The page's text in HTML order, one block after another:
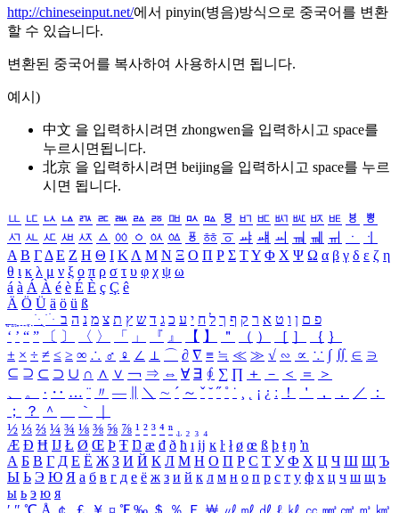
http://chineseinput.net/에서 pinyin(병음)방식으로 중국어를 변환
할 수 있습니다.
변환된 중국어를 복사하여 사용하시면 됩니다.
예시)
中文 을 입력하시려면 zhongwen을 입력하시고 space를
누르시면됩니다.
北京 을 입력하시려면 beijing을 입력하시고 space를 누르
시면 됩니다.
ㅥ ㅦ ㅧ ㅨ ㅩ ㅪ ㅫ ㅬ ㅭ ㅮ ㅯ ㅰ ㅱ ㅲ ㅳ ㅴ ㅵ ㅶ ㅷ ㅸ
ㅹ
ㅺ ㅻ ㅼ ㅽ ㅾ ㅿ ㆀ ㆁ ㆂ ㆃ ㆄ ㆅ ㆆ ㆇ ㆈ ㆉ ㆊ ㆋ ㆌ ㆍ
ㆎ
Α Β ΓΔ Ε Ζ Η Θ Ι ΚΛ Μ Ν Ξ Ο Π Ρ Σ ΤΥ Φ Χ Ψ Ω α β γ δ ε ζ η
θ ι κ λ μ ν ξ ο π ρ σ τ υ φ χ ψ ω
á à Á À é è É È ç Ç ê
Ä Ö Ü ä ö ü ß
ִֶֹ ֻּ ׁׂ פ ם ן ו ט א ר ק ף ך ל ח י ע כ ג ד ש ץ ת צ מ נ ה ב
‘ ’ “ ” 〔 〕 〈 〉 「 」 『 』 【 】 ＂ （ ） ［ ］ ｛ ｝
± × ÷ ≠ ≤ ≥ ∞ ∴ ♂ ♀ ∠ ⊥ ⌒ ∂ ∇ ≡ ≒ ≪ ≫ √ ∽ ∝ ∵ ∫ ∬ ∈ ∋
⊆ ⊇ ⊂ ⊃ ∪ ∩ ∧ ∨ ￢ ⇒ ⇔ ∀ ∃ ∮ ∑ ∏ ＋ － ＜ ＝
＞
、
。 · ‥ … ¨ 〃 ― ＼ ∼ ´ ～ ˇ ˘ ˝ ˚ ˙ ¸ ¡ ¿ ː ！ ＇ ， ． ／
：
；
？ ＾ ｀
½ ⅓ ⅔ ¼ ¾ ⅛ ⅜ ⅝ ⅞ ¹ ² ³ ⁴ ⁿ ₁ ₂ ₃ ₄
Æ Ð Ħ Ĳ Ł Ø Œ Þ Ŧ Ŋ æ đ ð ħ ı ĳ ĸ ŀ ł ø œ ß þ ŧ ŋ ŉ
А Б В Г Д Е Ё Ж З И Й К Л М Н О П Р С Т У Ф Х Ц Ч Ш Щ Ъ
Ы Ь Э Ю Я а б в г д е ё ж з и й к л м н о п р с т у ф х ц ч ш щ ъ
ы ь э ю я